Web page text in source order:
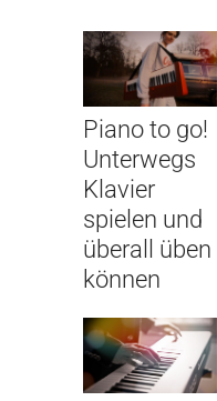
Piano to go!
Unterwegs
Klavier
spielen und
überall üben
können